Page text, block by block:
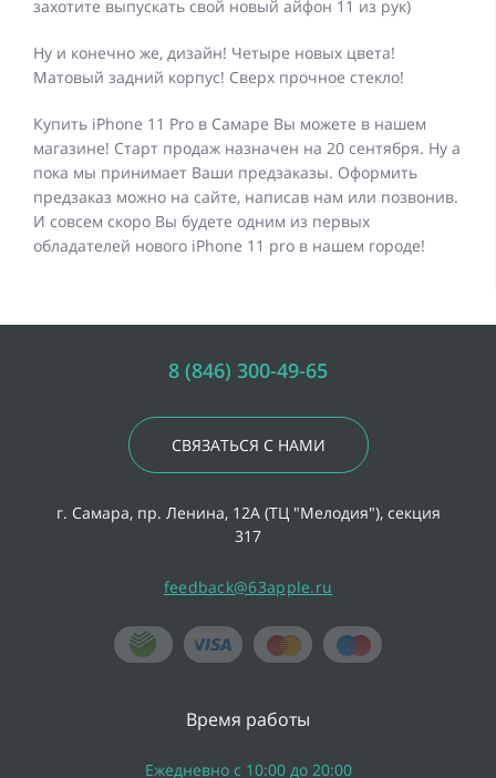
захотите выпускать свой новый айфон 11 из рук)
Ну и конечно же, дизайн! Четыре новых цвета!
Матовый задний корпус! Сверх прочное стекло!
Купить iPhone 11 Pro в Самаре Вы можете в нашем
магазине! Старт продаж назначен на 20 сентября. Ну а
пока мы принимает Ваши предзаказы. Оформить
предзаказ можно на сайте, написав нам или позвонив.
И совсем скоро Вы будете одним из первых
обладателей нового iPhone 11 pro в нашем городе!
8 (846) 300-49-65
СВЯЗАТЬСЯ С НАМИ
г. Самара, пр. Ленина, 12А (ТЦ "Мелодия"), секция
317
feedback@63apple.ru
Время работы
Ежедневно с 10:00 до 20:00